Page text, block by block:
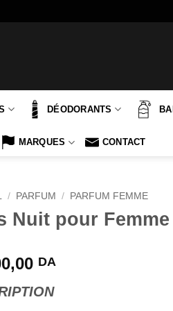
DÉODORANTS
MARQUES CONTACT
/ PARFUM / PARFUM FEMME
Nuit pour
DA